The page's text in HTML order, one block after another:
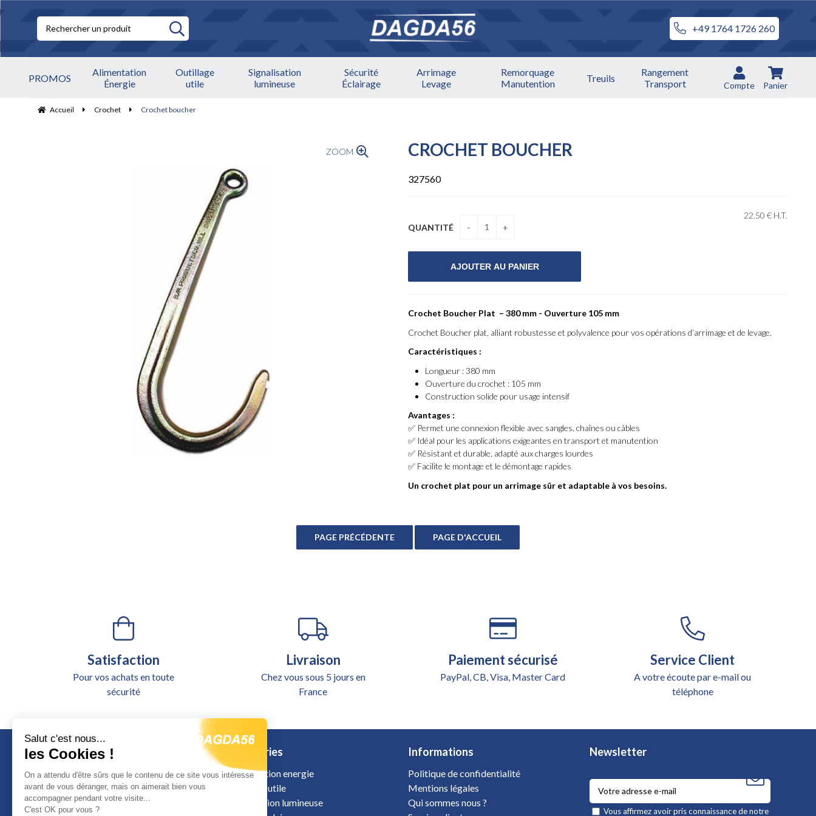
+49 1764 1726 260
PROMOS
Alimentation
Énergie
Outillage
utile
Signalisation
lumineuse
Sécurité
Éclairage
Arrimage
Levage
Remorquage
Manutention
Treuils
Rangement
Transport
Compte Panier
Accueil Crochet Crochet boucher
ZOOM CROCHET BOUCHER
327560
22.50 € H.T.
QUANTITÉ
Crochet Boucher Plat – 380 mm - Ouverture 105 mm
Crochet Boucher plat, alliant robustesse et polyvalence pour vos opérations d’arrimage et de levage.
Caractéristiques :
Longueur : 380 mm
Ouverture du crochet : 105 mm
Construction solide pour usage intensif
Avantages :
✅ Permet une connexion flexible avec sangles, chaînes ou câbles
✅ Idéal pour les applications exigeantes en transport et manutention
✅ Résistant et durable, adapté aux charges lourdes
✅ Facilite le montage et le démontage rapides
Un crochet plat pour un arrimage sûr et adaptable à vos besoins.
Satisfaction
Pour vos achats en toute
sécurité
Livraison
Chez vous sous 5 jours en
France
Paiement sécurisé
PayPal, CB, Visa, Master Card
Service Client
A votre écoute par e-mail ou
téléphone
Calle de Colombia
Catégories
Alimentation energie
Outillage utile
Signalisation lumineuse
Informations
Politique de confidentialité
Mentions légales
Qui sommes nous ?
Newsletter
Vous affirmez avoir pris connaissance de notre
Salut c'est nous...
les Cookies !
On a attendu d'être sûrs que le contenu de ce site vous intéresse
avant de vous déranger, mais on aimerait bien vous
accompagner pendant votre visite...
C'est OK pour vous ?